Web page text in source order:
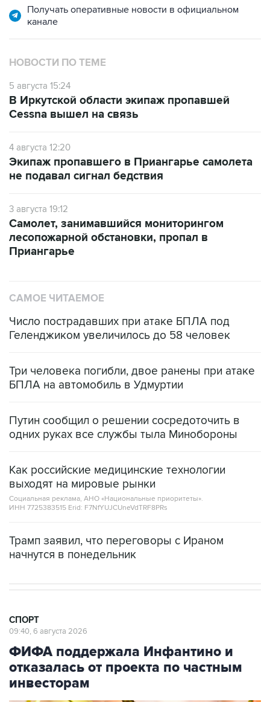
Получать оперативные новости в официальном
канале
НОВОСТИ ПО ТЕМЕ
5 августа 15:24
В Иркутской области экипаж пропавшей
Cessna вышел на связь
4 августа 12:20
Экипаж пропавшего в Приангарье самолета
не подавал сигнал бедствия
3 августа 19:12
Самолет, занимавшийся мониторингом
лесопожарной обстановки, пропал в
Приангарье
САМОЕ ЧИТАЕМОЕ
Число пострадавших при атаке БПЛА под
Геленджиком увеличилось до 58 человек
Три человека погибли, двое ранены при атаке
БПЛА на автомобиль в Удмуртии
Путин сообщил о решении сосредоточить в
одних руках все службы тыла Минобороны
Как российские медицинские технологии
выходят на мировые рынки
Социальная реклама, АНО «Национальные приоритеты».
ИНН 7725383515 Erid: F7NfYUJCUneVdTRF8PRs
Трамп заявил, что переговоры с Ираном
начнутся в понедельник
СПОРТ
09:40, 6 августа 2026
ФИФА поддержала Инфантино и
отказалась от проекта по частным
инвесторам